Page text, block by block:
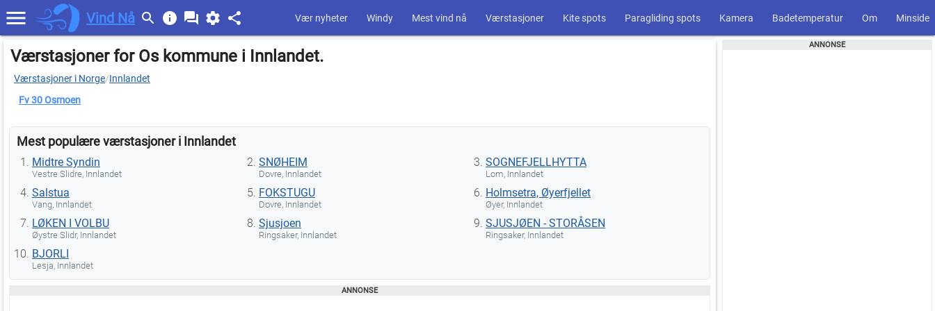
Vind Nå Vær nyheter Windy Mest vind nå Værstasjoner Kite spots Paragliding spots Kamera Badetemperatur Om Minside
Værstasjoner for Os kommune i Innlandet.
Værstasjoner i Norge/Innlandet
Fv 30 Osmoen
Mest populære værstasjoner i Innlandet
Midtre Syndin
Vestre Slidre, Innlandet
SNØHEIM
Dovre, Innlandet
SOGNEFJELLHYTTA
Lom, Innlandet
Salstua
Vang, Innlandet
FOKSTUGU
Dovre, Innlandet
Holmsetra, Øyerfjellet
Øyer, Innlandet
LØKEN I VOLBU
Øystre Slidr, Innlandet
Sjusjoen
Ringsaker, Innlandet
SJUSJØEN - STORÅSEN
Ringsaker, Innlandet
BJORLI
Lesja, Innlandet